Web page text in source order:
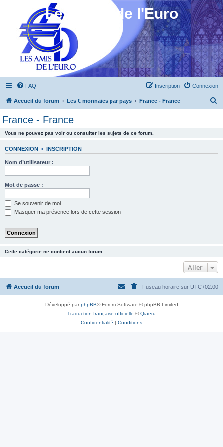
Les Amis de l'Euro
FAQ Connexion
Inscription
Accueil du forum Les € monnaies par pays France - France
France - France
Vous ne pouvez pas voir ou consulter les sujets de ce forum.
CONNEXION • INSCRIPTION
Nom d’utilisateur :
Mot de passe :
Se souvenir de moi
Masquer ma présence lors de cette session
Cette catégorie ne contient aucun forum.
Aller
Accueil du forum Fuseau horaire sur UTC+02:00
Développé parphpBB® Forum Software © phpBB Limited
Traduction française officielle ©Qiaeru
Confidentialité | Conditions